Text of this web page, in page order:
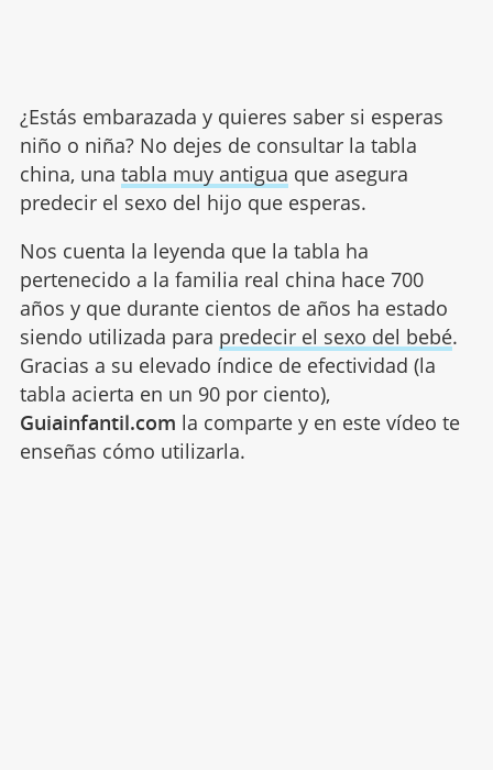
¿Estás embarazada y quieres saber si esperas
niño o niña? No dejes de consultar la tabla
china, una tabla muy antigua que asegura
predecir el sexo del hijo que esperas.
Nos cuenta la leyenda que la tabla ha
pertenecido a la familia real china hace 700
años y que durante cientos de años ha estado
siendo utilizada para predecir el sexo del bebé.
Gracias a su elevado índice de efectividad (la
tabla acierta en un 90 por ciento),
Guiainfantil.com la comparte y en este vídeo te
enseñas cómo utilizarla.